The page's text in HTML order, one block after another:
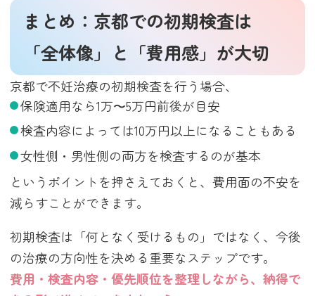
まとめ： 京都での初期検査は
「全体像」と「費用感」が大切
京都で不妊治療の初期検査を行う場合、
保険適用なら1万〜5万円前後が目安
検査内容によっては10万円以上になることもある
女性側・男性側の両方を検査するのが基本
というポイントを押さえておくと、費用面の不安を
減らすことができます。
初期検査は「何となく受けるもの」ではなく、今後
の治療の方向性を決める重要なステップです。
費用・検査内容・優先順位を整理しながら、納得で